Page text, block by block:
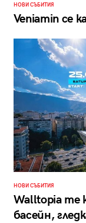
НОВИ СЪБИТИЯ
Veniamin се
НОВИ СЪБИТИЯ
Walltopia те
басейн,